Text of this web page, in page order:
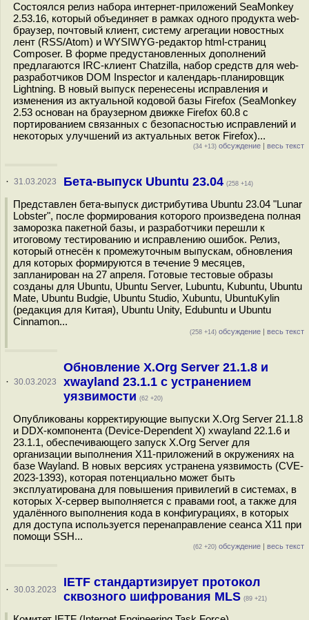
Состоялся релиз набора интернет-приложений SeaMonkey
2.53.16, который объединяет в рамках одного продукта web-
браузер, почтовый клиент, систему агрегации новостных
лент (RSS/Atom) и WYSIWYG-редактор html-страниц
Composer. В форме предустановленных дополнений
предлагаются IRC-клиент Chatzilla, набор средств для web-
разработчиков DOM Inspector и календарь-планировщик
Lightning. В новый выпуск перенесены исправления и
изменения из актуальной кодовой базы Firefox (SeaMonkey
2.53 основан на браузерном движке Firefox 60.8 с
портированием связанных с безопасностью исправлений и
некоторых улучшений из актуальных веток Firefox)...
(34 +13) обсуждение | весь текст
· 31.03.2023 Бета-выпуск Ubuntu 23.04 (258 +14)
Представлен бета-выпуск дистрибутива Ubuntu 23.04 "Lunar
Lobster", после формирования которого произведена полная
заморозка пакетной базы, и разработчики перешли к
итоговому тестированию и исправлению ошибок. Релиз,
который отнесён к промежуточным выпускам, обновления
для которых формируются в течение 9 месяцев,
запланирован на 27 апреля. Готовые тестовые образы
созданы для Ubuntu, Ubuntu Server, Lubuntu, Kubuntu, Ubuntu
Mate, Ubuntu Budgie, Ubuntu Studio, Xubuntu, UbuntuKylin
(редакция для Китая), Ubuntu Unity, Edubuntu и Ubuntu
Cinnamon...
(258 +14) обсуждение | весь текст
· 30.03.2023
Обновление X.Org Server 21.1.8 и
xwayland 23.1.1 с устранением
уязвимости (62 +20)
Опубликованы корректирующие выпуски X.Org Server 21.1.8
и DDX-компонента (Device-Dependent X) xwayland 22.1.6 и
23.1.1, обеспечивающего запуск X.Org Server для
организации выполнения X11-приложений в окружениях на
базе Wayland. В новых версиях устранена уязвимость (CVE-
2023-1393), которая потенциально может быть
эксплуатирована для повышения привилегий в системах, в
которых X-сервер выполняется с правами root, а также для
удалённого выполнения кода в конфигурациях, в которых
для доступа используется перенаправление сеанса X11 при
помощи SSH...
(62 +20) обсуждение | весь текст
· 30.03.2023
IETF стандартизирует протокол
сквозного шифрования MLS (89 +21)